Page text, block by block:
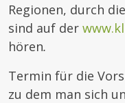
Regionen, durch
sind auf der
hören.
Termin für die
zu dem man sich